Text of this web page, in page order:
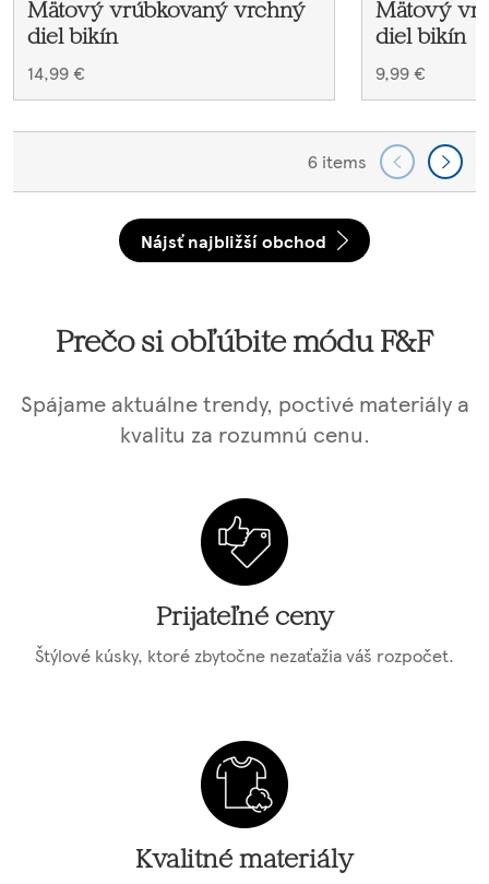
Mätový vrúbkovaný vrchný
diel bikín
14,99 €
Mätový
diel bikín
9,99 €
6 items
Nájsť najbližší obchod
Prečo si obľúbite módu F&F
Spájame aktuálne trendy, poctivé materiály a
kvalitu za rozumnú cenu.
Prijateľné ceny
Štýlové kúsky, ktoré zbytočne nezaťažia váš rozpočet.
Kvalitné materiály